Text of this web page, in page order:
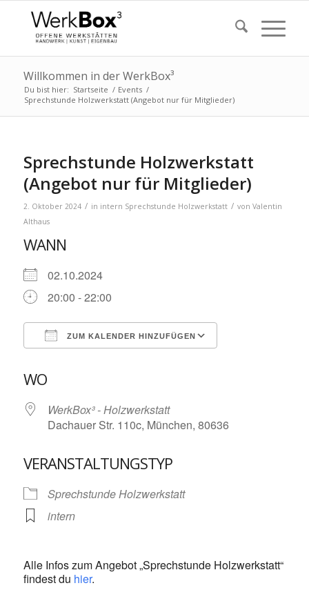
Willkommen in der WerkBox³
Du bist hier: Startseite / Events /
Sprechstunde Holzwerkstatt (Angebot nur für Mitglieder)
Sprechstunde Holzwerkstatt
(Angebot nur für Mitglieder)
2. Oktober 2024 / in intern Sprechstunde Holzwerkstatt / von Valentin
Althaus
WANN
02.10.2024
20:00 - 22:00
ZUM KALENDER HINZUFÜGEN
WO
WerkBox³ - Holzwerkstatt
Dachauer Str. 110c, München, 80636
VERANSTALTUNGSTYP
Sprechstunde Holzwerkstatt
intern
Alle Infos zum Angebot „Sprechstunde Holzwerkstatt“
findest du hier.